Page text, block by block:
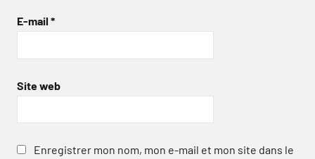
E-mail *
Site web
Enregistrer mon nom, mon e-mail et mon site dans le